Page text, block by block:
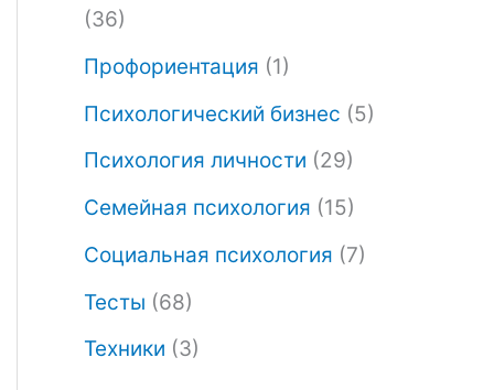
(36)
Профориентация (1)
Психологический бизнес (5)
Психология личности (29)
Семейная психология (15)
Социальная психология (7)
Тесты (68)
Техники (3)